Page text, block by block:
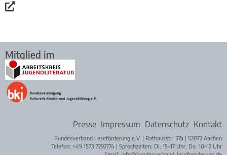
Mitglied im
Presse Impressum Datenschutz Kontakt
Bundesverband Leseförderung e.V. | Rathausstr. 37a | 52072 Aachen
Telefon: +49 1573 7292774 | Sprechzeiten: Di. 15–17 Uhr, Do. 10–12 Uhr